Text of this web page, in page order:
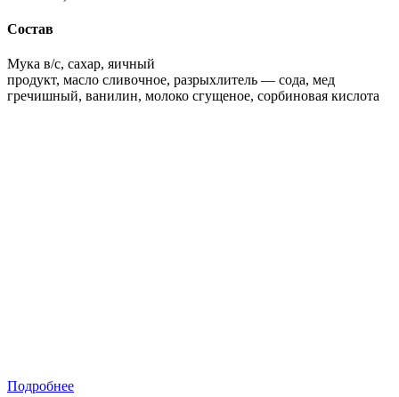
Состав
Мука в/с, сахар, яичный
продукт, масло сливочное, разрыхлитель — сода, мед
гречишный, ванилин, молоко сгущеное, сорбиновая кислота
Подробнее